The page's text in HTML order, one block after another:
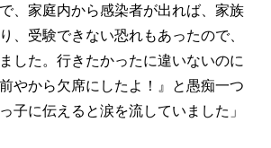
、家庭内から感染者が出れば、家族
、受験できない恐れもあったので、
した。行きたかったに違いないのに
やから欠席にしたよ！』と愚痴一つ
子に伝えると涙を流していました」